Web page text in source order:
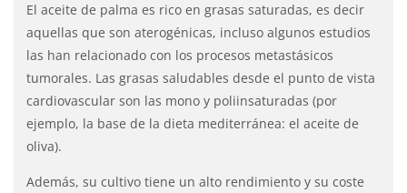
El aceite de palma es rico en grasas saturadas, es decir
aquellas que son aterogénicas, incluso algunos estudios
las han relacionado con los procesos metastásicos
tumorales. Las grasas saludables desde el punto de vista
cardiovascular son las mono y poliinsaturadas (por
ejemplo, la base de la dieta mediterránea: el aceite de
oliva).
Además, su cultivo tiene un alto rendimiento y su coste